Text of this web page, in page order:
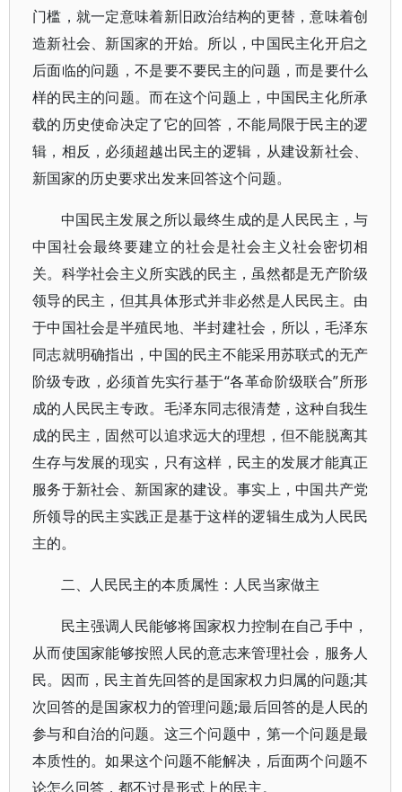
门槛，就一定意味着新旧政治结构的更替，意味着创
造新社会、新国家的开始。所以，中国民主化开启之
后面临的问题，不是要不要民主的问题，而是要什么
样的民主的问题。而在这个问题上，中国民主化所承
载的历史使命决定了它的回答，不能局限于民主的逻
辑，相反，必须超越出民主的逻辑，从建设新社会、
新国家的历史要求出发来回答这个问题。
中国民主发展之所以最终生成的是人民民主，与
中国社会最终要建立的社会是社会主义社会密切相
关。科学社会主义所实践的民主，虽然都是无产阶级
领导的民主，但其具体形式并非必然是人民民主。由
于中国社会是半殖民地、半封建社会，所以，毛泽东
同志就明确指出，中国的民主不能采用苏联式的无产
阶级专政，必须首先实行基于“各革命阶级联合”所形
成的人民民主专政。毛泽东同志很清楚，这种自我生
成的民主，固然可以追求远大的理想，但不能脱离其
生存与发展的现实，只有这样，民主的发展才能真正
服务于新社会、新国家的建设。事实上，中国共产党
所领导的民主实践正是基于这样的逻辑生成为人民民
主的。
二、人民民主的本质属性：人民当家做主
民主强调人民能够将国家权力控制在自己手中，
从而使国家能够按照人民的意志来管理社会，服务人
民。因而，民主首先回答的是国家权力归属的问题;其
次回答的是国家权力的管理问题;最后回答的是人民的
参与和自治的问题。这三个问题中，第一个问题是最
本质性的。如果这个问题不能解决，后面两个问题不
论怎么回答，都不过是形式上的民主。